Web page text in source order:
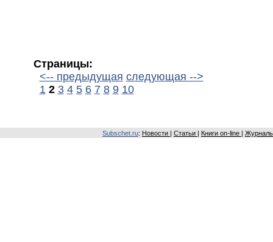
Страницы:
<-- предыдущая следующая -->
1 2 3 4 5 6 7 8 9 10
Subschet.ru: Новости Статьи Книги on-line